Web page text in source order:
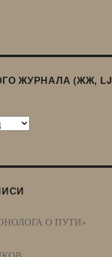
ЖУРНАЛА (ЖЖ, LJ
О ПУТИ»